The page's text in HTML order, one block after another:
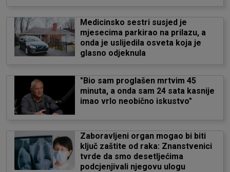
Medicinsko sestri susjed je
mjesecima parkirao na prilazu, a
onda je uslijedila osveta koja je
glasno odjeknula
"Bio sam proglašen mrtvim 45
minuta, a onda sam 24 sata kasnije
imao vrlo neobično iskustvo"
Zaboravljeni organ mogao bi biti
ključ zaštite od raka: Znanstvenici
tvrde da smo desetljećima
podcjenjivali njegovu ulogu